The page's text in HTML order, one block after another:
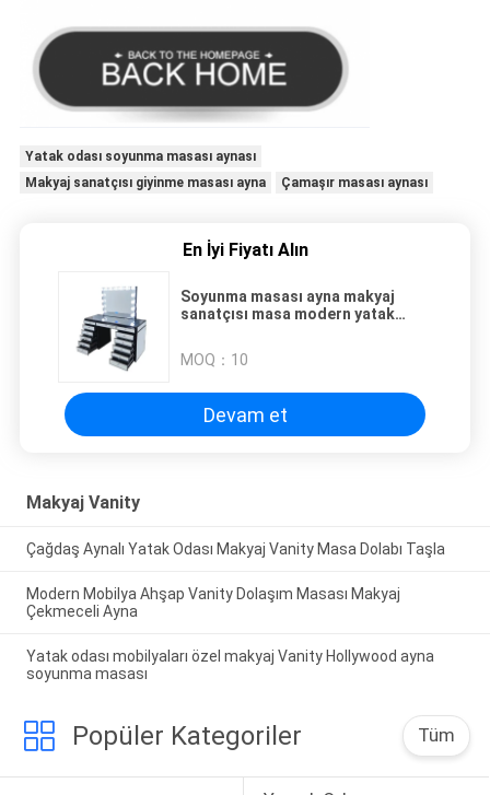
Yatak odası soyunma masası aynası
Makyaj sanatçısı giyinme masası ayna
Çamaşır masası aynası
En İyi Fiyatı Alın
Soyunma masası ayna makyaj
sanatçısı masa modern yatak
masası
MOQ： 10
Devam et
Makyaj Vanity
Çağdaş Aynalı Yatak Odası Makyaj Vanity Masa Dolabı Taşla
Modern Mobilya Ahşap Vanity Dolaşım Masası Makyaj
Çekmeceli Ayna
Yatak odası mobilyaları özel makyaj Vanity Hollywood ayna
soyunma masası
Popüler Kategoriler Tüm